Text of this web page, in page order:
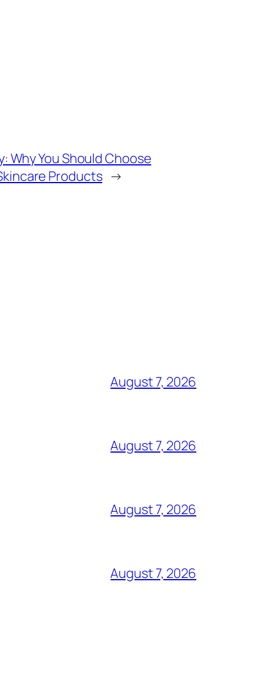
Why You Should Choose
Products →
August 7, 2026
August 7, 2026
August 7, 2026
August 7, 2026